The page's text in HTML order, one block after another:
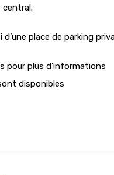
central.
d’une place de parking
pour plus d’informations
disponibles